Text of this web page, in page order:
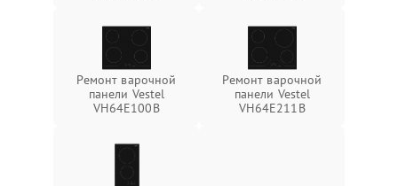
Ремонт варочной
панели Vestel
VH64E100B
Ремонт варочной
панели Vestel
VH64E211B